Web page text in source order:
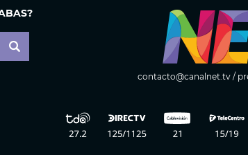
contacto@canalnet.tv/